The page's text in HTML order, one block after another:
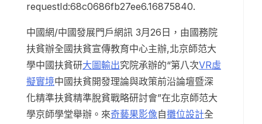
requestId:68c0686fb27ee6.16875840.
中國網/中國發展門戶網訊 3月26日，由國務院
扶貧辦全國扶貧宣傳教育中心主辦,北京師范大
學中國扶貧研大圖輸出究院承辦的“第八次VR虛
擬實境中國扶貧開發理論與政策前沿論壇暨深
化精準扶貧精準脫貧戰略研討會”在北京師范大
學京師學堂舉辦。來奇藝果影像自攤位設計全